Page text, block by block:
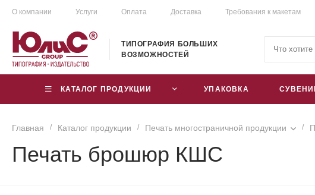
О компании Услуги Оплата Доставка Требования к макетам
ТИПОГРАФИЯ БОЛЬШИХ
ВОЗМОЖНОСТЕЙ
КАТАЛОГ ПРОДУКЦИИ УПАКОВКА
Главная / Каталог продукции / Печать многостраничной продукции /
Печать брошюр КШС